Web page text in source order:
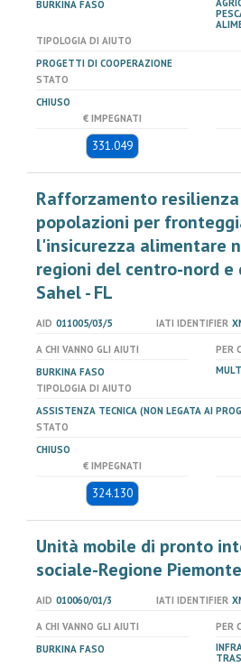
BURKINA FASO
TIPOLOGIA DI AIUTO
PROGETTI DI COOPERAZIONE
STATO
CHIUSO
€ IMPEGNATI
331.049
Rafforzamento resilienza
popolazioni per
l'insicurezza alimentare
regioni del centro-nord e
Sahel - FL
AID 011005/03/5 IATI IDENTIFIER
A CHI VANNO GLI AIUTI
BURKINA FASO
PER
TIPOLOGIA DI AIUTO
ASSISTENZA TECNICA (NON LEGATA AI
STATO
CHIUSO
€ IMPEGNATI
324.130
Unità mobile di pronto
sociale-Regione Piemonte
AID 010060/01/3 IATI IDENTIFIER
A CHI VANNO GLI AIUTI
BURKINA FASO
PER